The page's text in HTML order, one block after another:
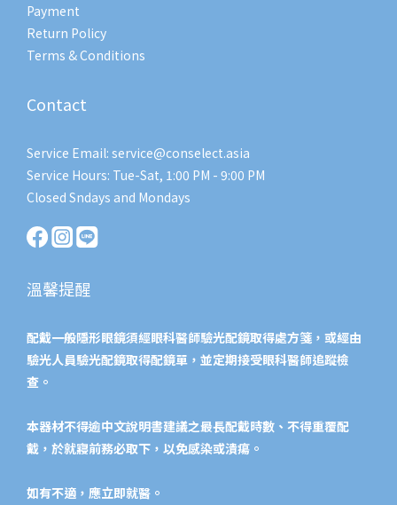
Payment
Return Policy
Terms & Conditions
Contact
Service Email: service@conselect.asia
Service Hours: Tue-Sat, 1:00 PM - 9:00 PM
Closed Sndays and Mondays
溫馨提醒
配戴一般隱形眼鏡須經眼科醫師驗光配鏡取得處方箋，或經由
驗光人員驗光配鏡取得配鏡單，並定期接受眼科醫師追蹤檢
查。
本器材不得逾中文說明書建議之最長配戴時數、不得重覆配
戴，於就寢前務必取下，以免感染或潰瘍。
如有不適，應立即就醫。